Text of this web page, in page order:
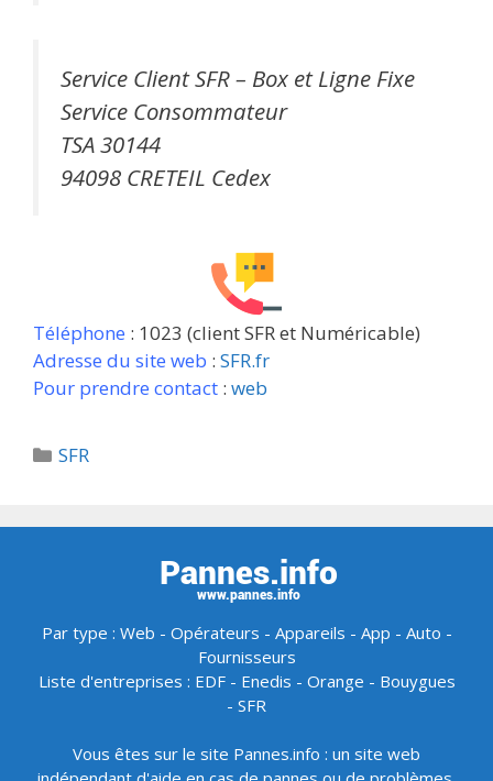
Service Client SFR – Box et Ligne Fixe
Service Consommateur
TSA 30144
94098 CRETEIL Cedex
Téléphone : 1023 (client SFR et Numéricable)
Adresse du site web : SFR.fr
Pour prendre contact : web
Catégories
SFR
Par type : Web - Opérateurs - Appareils - App - Auto -
Fournisseurs
Liste d'entreprises : EDF- Enedis - Orange - Bouygues
- SFR
Vous êtes sur le site Pannes.info : un site web